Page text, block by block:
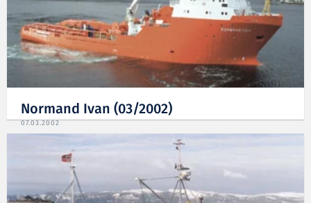
Normand Ivan (03/2002)
07.03.2002